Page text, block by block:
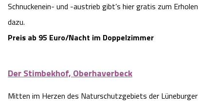
Schnuckenein- und -austrieb gibt’s hier gratis zum Erholen
dazu.
Preis ab 95 Euro/Nacht im Doppelzimmer
Der Stimbekhof, Oberhaverbeck
Mitten im Herzen des Naturschutzgebiets der Lüneburger